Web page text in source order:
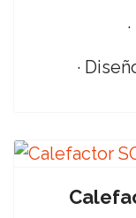
·